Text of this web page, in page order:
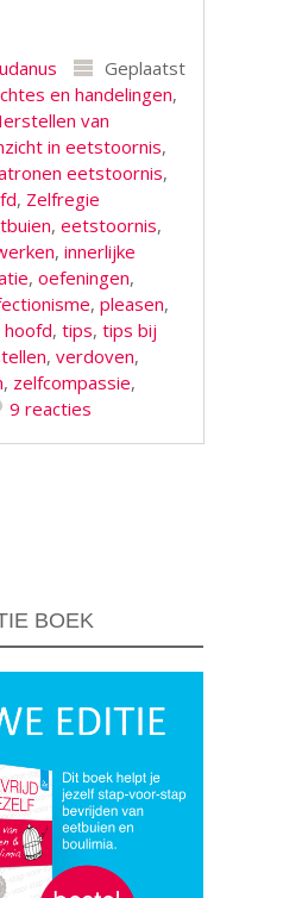
Geplaatst
en handelingen,
van
in eetstoornis,
eetstoornis,
, Zelfregie
,eetstoornis,
,innerlijke
,oefeningen,
,pleasen,
,tips,tips bij
,verdoven,
, zelfcompassie,
9 reacties
BOEK